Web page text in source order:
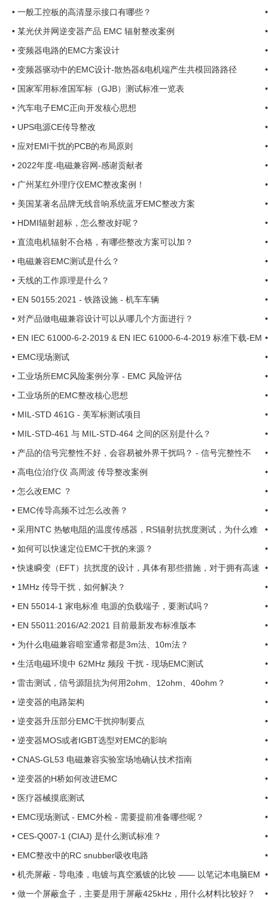
• 一般工控板的高清显示接口有哪些？
• 某光伏并网逆变器产品 EMC 辐射整改案例
• 变频器电路的EMC方案设计
• 变频器驱动中的EMC设计-散热器&电机端产生共模回路路径
• 国家军用标准国军标（GJB）测试标准一览表
• 汽车电子EMC正向开发核心思想
• UPS电源CE传导整改
• 应对EMI干扰的PCB的布局原则
• 2022年度-电磁兼容网-感谢贡献者
• 广州某红外理疗仪EMC整改案例！
• 美国某著名品牌无线音响系统蓝牙EMC整改方案
• HDMI辐射超标，怎么整改好呢？
• 直流电机辐射不合格，有哪些整改方案可以加？
• 电磁兼容EMC测试是什么？
• 天线的工作原理是什么？
• EN 50155:2021 - 铁路设施 - 机车车辆
• 对产品做电磁兼容设计可以从哪几个方面进行？
• EN IEC 61000-6-2-2019 & EN IEC 61000-6-4-2019 标准下载-EM
C现场测试-EMC现场整改 ...
• EMC现场测试
• 工业场所EMC风险案例分享 - EMC 风险评估
• 工业场所的EMC整改核心思想
• MIL-STD 461G - 美军标测试项目
• MIL-STD-461 与 MIL-STD-464 之间的区别是什么？
• 产品的信号完整性不好，会容易被外界干扰吗？ - 信号完整性不
好，EMC好过吗？ ...
• 高电位治疗仪 高周波 传导整改案例
• 怎么改EMC ？
• EMC传导高频不过怎么改善？
• 采用NTC 热敏电阻的温度传感器，RS辐射抗扰度测试，为什么难
合格呢？ ...
• 如何可以快速定位EMC干扰的来源？
•快速瞬变（EFT）抗扰度的设计，具体有那些措施，对于拥有高速
信号的数字电路产品 ...
• 1MHz 传导干扰，如何解决？
• EN 55014-1 家电标准 电源的负载端子，要测试吗？
• EN 55011:2016/A2:2021 目前最新发布标准版本
• 为什么电磁兼容暗室通常都是3m法、10m法？
• 生活电磁环境中 62MHz 频段 干扰 - 现场EMC测试
• 雷击测试，信号源阻抗为何用2ohm、12ohm、40ohm？
• 逆变器的电路架构
• 逆变器升压部分EMC干扰抑制要点
• 逆变器MOS或者IGBT选型对EMC的影响
• CNAS-GL53 电磁兼容实验室场地确认技术指南
• 逆变器的H桥如何改进EMC
• 医疗器械摸底测试
• EMC现场测试 - EMC外检 - 需要提前准备哪些呢？
• CES-Q007-1 (CIAJ) 是什么测试标准？
• EMC整改中的RC snubber吸收电路
• 机壳屏蔽 - 导电漆，电镀与真空溅镀的比较 —— 以笔记本电脑EM
C整改案例 ... ...
• 做一个屏蔽盒子，主要是用于屏蔽425kHz，用什么材料比较好？